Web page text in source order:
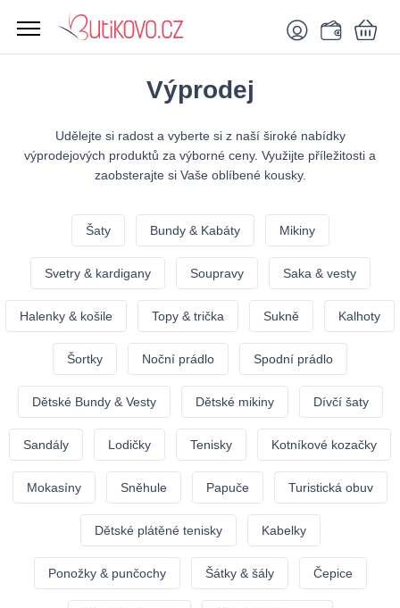
Výprodej
Udělejte si radost a vyberte si z naší široké nabídky
výprodejových produktů za výborné ceny. Využijte příležitosti a
zaobsterajte si Vaše oblíbené kousky.
Šaty Bundy & Kabáty Mikiny
Svetry & kardigany Soupravy Saka & vesty
Halenky & košile Topy & trička Sukně Kalhoty
Šortky Noční prádlo Spodní prádlo
Dětské Bundy & Vesty Dětské mikiny Dívčí šaty
Sandály Lodičky Tenisky Kotníkové kozačky
Mokasíny Sněhule Papuče Turistická obuv
Dětské plátěné tenisky Kabelky
Ponožky & punčochy Šátky & šály Čepice